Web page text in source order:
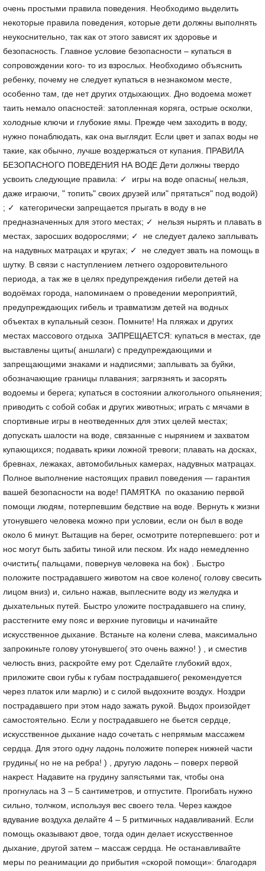
очень простыми правила поведения. Необходимо выделить
некоторые правила поведения, которые дети должны выполнять
неукоснительно, так как от этого зависят их здоровье и
безопасность. Главное условие безопасности – купаться в
сопровождении кого- то из взрослых. Необходимо объяснить
ребенку, почему не следует купаться в незнакомом месте,
особенно там, где нет других отдыхающих. Дно водоема может
таить немало опасностей: затопленная коряга, острые осколки,
холодные ключи и глубокие ямы. Прежде чем заходить в воду,
нужно понаблюдать, как она выглядит. Если цвет и запах воды не
такие, как обычно, лучше воздержаться от купания. ПРАВИЛА
БЕЗОПАСНОГО ПОВЕДЕНИЯ НА ВОДЕ Дети должны твердо
усвоить следующие правила: ✓ игры на воде опасны( нельзя,
даже играючи, " топить" своих друзей или" прятаться" под водой)
; ✓ категорически запрещается прыгать в воду в не
предназначенных для этого местах; ✓ нельзя нырять и плавать в
местах, заросших водорослями; ✓ не следует далеко заплывать
на надувных матрацах и кругах; ✓ не следует звать на помощь в
шутку. В связи с наступлением летнего оздоровительного
периода, а так же в целях предупреждения гибели детей на
водоёмах города, напоминаем о проведении мероприятий,
предупреждающих гибель и травматизм детей на водных
объектах в купальный сезон. Помните! На пляжах и других
местах массового отдыха ЗАПРЕЩАЕТСЯ: купаться в местах, где
выставлены щиты( аншлаги) с предупреждающими и
запрещающими знаками и надписями; заплывать за буйки,
обозначающие границы плавания; загрязнять и засорять
водоемы и берега; купаться в состоянии алкогольного опьянения;
приводить с собой собак и других животных; играть с мячами в
спортивные игры в неотведенных для этих целей местах;
допускать шалости на воде, связанные с нырянием и захватом
купающихся; подавать крики ложной тревоги; плавать на досках,
бревнах, лежаках, автомобильных камерах, надувных матрацах.
Полное выполнение настоящих правил поведения — гарантия
вашей безопасности на воде! ПАМЯТКА по оказанию первой
помощи людям, потерпевшим бедствие на воде. Вернуть к жизни
утонувшего человека можно при условии, если он был в воде
около 6 минут. Вытащив на берег, осмотрите потерпевшего: рот и
нос могут быть забиты тиной или песком. Их надо немедленно
очистить( пальцами, повернув человека на бок) . Быстро
положите пострадавшего животом на свое колено( голову свесить
лицом вниз) и, сильно нажав, выплесните воду из желудка и
дыхательных путей. Быстро уложите пострадавшего на спину,
расстегните ему пояс и верхние пуговицы и начинайте
искусственное дыхание. Встаньте на колени слева, максимально
запрокиньте голову утонувшего( это очень важно! ) , и сместив
челюсть вниз, раскройте ему рот. Сделайте глубокий вдох,
приложите свои губы к губам пострадавшего( рекомендуется
через платок или марлю) и с силой выдохните воздух. Ноздри
пострадавшего при этом надо зажать рукой. Выдох произойдет
самостоятельно. Если у пострадавшего не бьется сердце,
искусственное дыхание надо сочетать с непрямым массажем
сердца. Для этого одну ладонь положите поперек нижней части
грудины( но не на ребра! ) , другую ладонь – поверх первой
накрест. Надавите на грудину запястьями так, чтобы она
прогнулась на 3 – 5 сантиметров, и отпустите. Прогибать нужно
сильно, толчком, используя вес своего тела. Через каждое
вдувание воздуха делайте 4 – 5 ритмичных надавливаний. Если
помощь оказывают двое, тогда один делает искусственное
дыхание, другой затем – массаж сердца. Не останавливайте
меры по реанимации до прибытия «скорой помощи»: благодаря